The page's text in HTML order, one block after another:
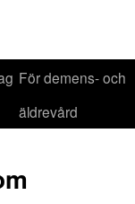
För demens- och
äldrevård